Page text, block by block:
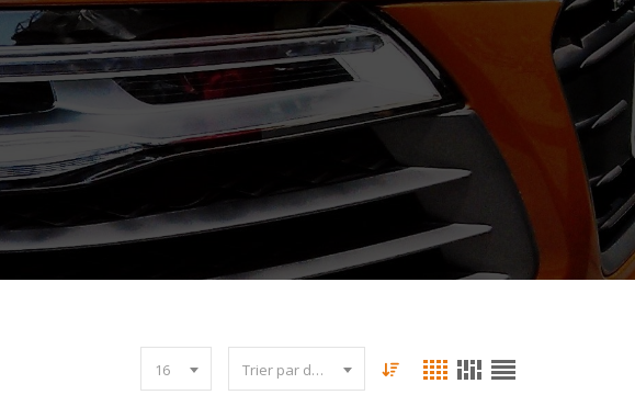
16 Trier par date